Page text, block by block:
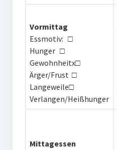
Vormittag
Essmotiv: □
Hunger □
Gewohnheitx□
Ärger/Frust □
Langeweile□
Verlangen/Heißhunger
Mittagessen